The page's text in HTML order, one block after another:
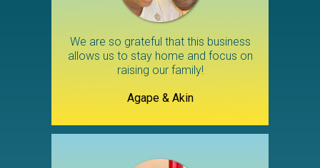
Agape & Akin
We are so grateful that this business
allows us to stay home and focus on
raising our family!